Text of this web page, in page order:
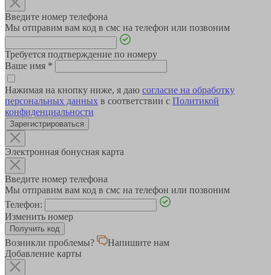
Введите номер телефона
Мы отправим вам код в смс на телефон или позвоним
Требуется подтверждение по номеру
Ваше имя *
Нажимая на кнопку ниже, я даю согласие на обработку
персональных данных в соответствии с Политикой
конфиденциальности
Зарегистрироваться
Электронная бонусная карта
Введите номер телефона
Мы отправим вам код в смс на телефон или позвоним
Телефон:
Изменить номер
Возникли проблемы?
Напишите нам
Добавление карты